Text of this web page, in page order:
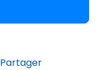
Partager